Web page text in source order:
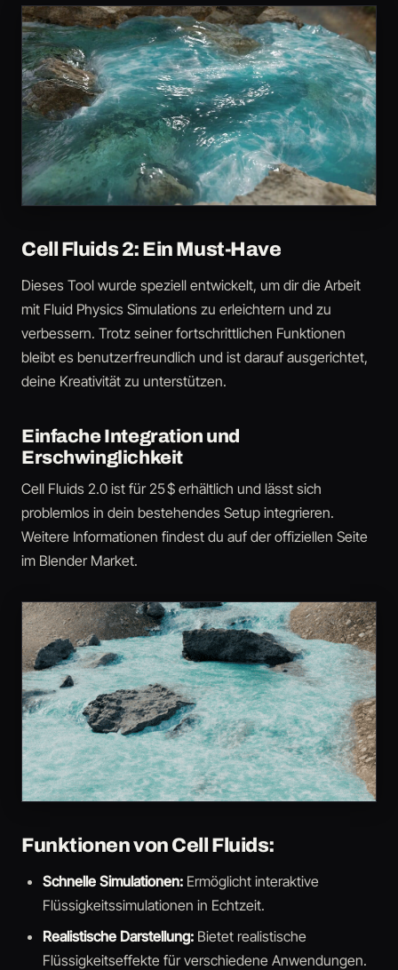
Cell Fluids 2: Ein Must-Have
Dieses Tool wurde speziell entwickelt, um dir die Arbeit
mit Fluid Physics Simulations zu erleichtern und zu
verbessern. Trotz seiner fortschrittlichen Funktionen
bleibt es benutzerfreundlich und ist darauf ausgerichtet,
deine Kreativität zu unterstützen.
Einfache Integration und
Erschwinglichkeit
Cell Fluids 2.0 ist für 25 $ erhältlich und lässt sich
problemlos in dein bestehendes Setup integrieren.
Weitere Informationen findest du auf der offiziellen Seite
im Blender Market.
Funktionen von Cell Fluids:
Schnelle Simulationen: Ermöglicht interaktive
Flüssigkeitssimulationen in Echtzeit.
Realistische Darstellung: Bietet realistische
Flüssigkeitseffekte für verschiedene Anwendungen.